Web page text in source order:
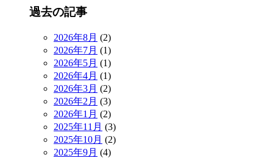
過去の記事
2026年8月 (2)
2026年7月 (1)
2026年5月 (1)
2026年4月 (1)
2026年3月 (2)
2026年2月 (3)
2026年1月 (2)
2025年11月 (3)
2025年10月 (2)
2025年9月 (4)